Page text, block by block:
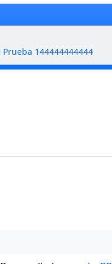
Prueba 144444444444